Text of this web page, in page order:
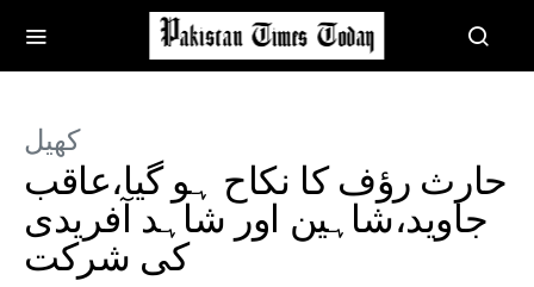
کھیل
حارث رؤف کا نکاح ہو گیا،عاقب
جاوید،شاہین اور شاہد آفریدی
کی شرکت